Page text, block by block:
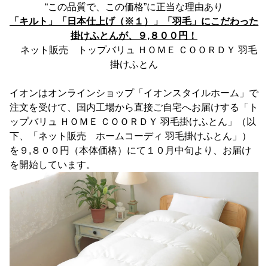
“この品質で、この価格”に正当な理由あり
「キルト」「日本仕上げ（※１）」「羽毛」にこだわった
掛けふとんが、９,８００円！
ネット販売 トップバリュ ＨＯＭＥ ＣＯＯＲＤＹ 羽毛
掛けふとん
イオンはオンラインショップ「イオンスタイルホーム」で
注文を受けて、国内工場から直接ご自宅へお届けする「ト
ップバリュ ＨＯＭＥ ＣＯＯＲＤＹ 羽毛掛けふとん」（以
下、「ネット販売 ホームコーディ 羽毛掛けふとん」）
を９,８００円（本体価格）にて１０月中旬より、お届け
を開始しています。